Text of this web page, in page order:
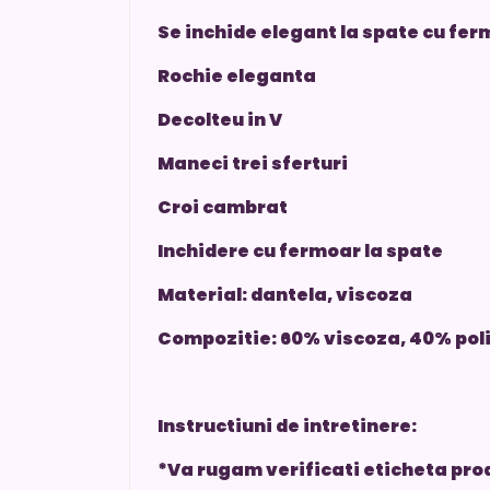
Se inchide elegant la spate cu
Rochie eleganta
Decolteu in V
Maneci trei sferturi
Croi cambrat
Inchidere cu fermoar la spate
Material: dantela, viscoza
Compozitie: 60% viscoza, 40%
Instructiuni de intretinere:
*Va rugam verificati eticheta